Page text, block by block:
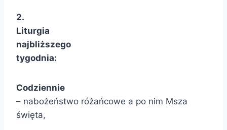
2.
Liturgia
najbliższego
tygodnia:
Codziennie
– nabożeństwo różańcowe a po nim Msza
święta,